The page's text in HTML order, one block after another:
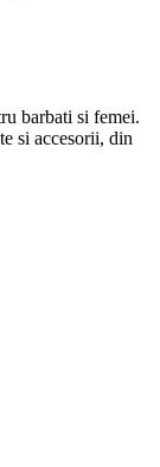
barbati si femei.
si accesorii, din